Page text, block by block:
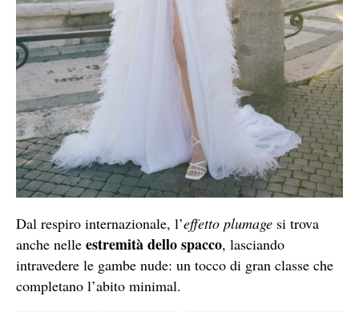
Dal respiro internazionale, l’effetto plumage si trova
anche nelle estremità dello spacco, lasciando
intravedere le gambe nude: un tocco di gran classe che
completano l’abito minimal.